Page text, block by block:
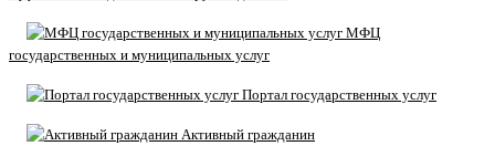
МФЦ
государственных и муниципальных услуг
Портал государственных услуг
Активный гражданин